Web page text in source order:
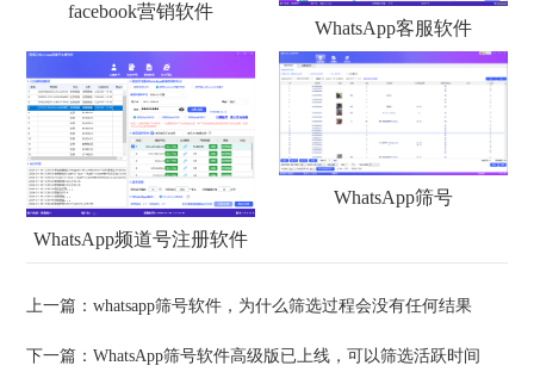
facebook营销软件
WhatsApp客服软件
WhatsApp频道号注册软件
WhatsApp筛号
上一篇：whatsapp筛号软件，为什么筛选过程会没有任何结果
下一篇：WhatsApp筛号软件高级版已上线，可以筛选活跃时间